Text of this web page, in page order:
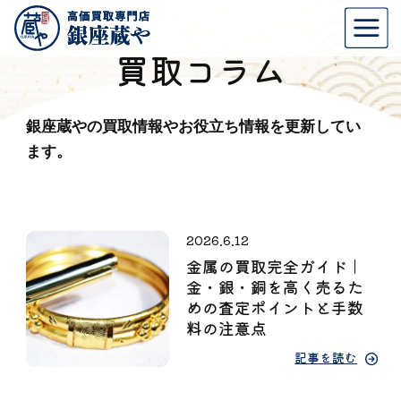
買取コラム
銀座蔵やの買取情報やお役立ち情報を更新してい
ます。
2026.6.12
金属の買取完全ガイド｜
金・銀・銅を高く売るた
めの査定ポイントと手数
料の注意点
記事を読む